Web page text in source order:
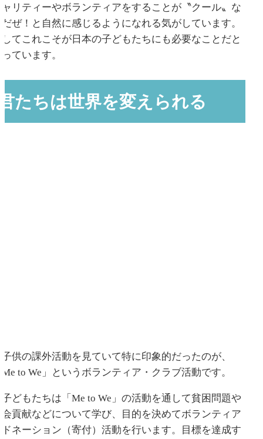
リティーやボランティアをすることが〝クール〟な
ぜ！と自然に感じるようになれる気がしています。
てこれこそが日本の子どもたちにも必要なことだと
ています。
たちは世界を変えられる
供の課外活動を見ていて特に印象的だったのが、
to We」というボランティア・クラブ活動です。
どもたちは「Me to We」の活動を通して貧困問題や
貢献などについて学び、目的を決めてボランティア
ネーション（寄付）活動を行います。目標を達成す